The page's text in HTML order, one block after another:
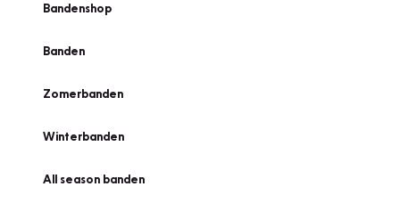
Bandenshop
Banden
Zomerbanden
Winterbanden
All season banden